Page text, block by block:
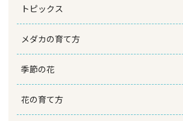
トピックス
メダカの育て方
季節の花
花の育て方